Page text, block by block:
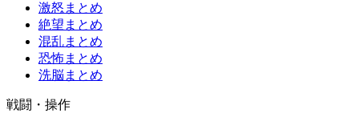
激怒まとめ
絶望まとめ
混乱まとめ
恐怖まとめ
洗脳まとめ
戦闘・操作